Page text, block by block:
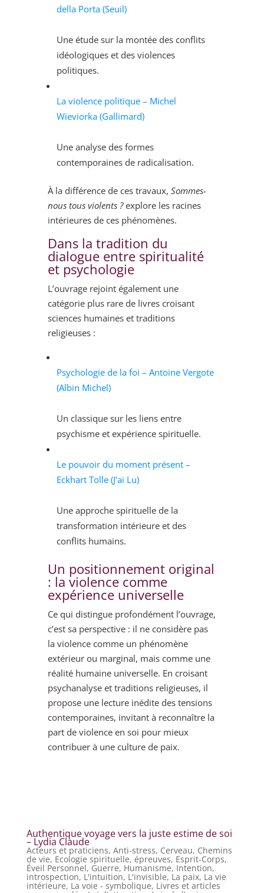
della Porta (Seuil)
Une étude sur la montée des conflits
idéologiques et des violences
politiques.
La violence politique – Michel
Wieviorka (Gallimard)
Une analyse des formes
contemporaines de radicalisation.
À la différence de ces travaux, Sommes-
nous tous violents ?explore les racines
intérieures de ces phénomènes.
Dans la tradition du
dialogue entre spiritualité
et psychologie
L’ouvrage rejoint également une
catégorie plus rare de livres croisant
sciences humaines et traditions
religieuses :
Psychologie de la foi – Antoine Vergote
(Albin Michel)
Un classique sur les liens entre
psychisme et expérience spirituelle.
Le pouvoir du moment présent –
Eckhart Tolle (J’ai Lu)
Une approche spirituelle de la
transformation intérieure et des
conflits humains.
Un positionnement original
: la violence comme
expérience universelle
Ce qui distingue profondément l’ouvrage,
c’est sa perspective : il ne considère pas
la violence comme un phénomène
extérieur ou marginal, mais comme une
réalité humaine universelle. En croisant
psychanalyse et traditions religieuses, il
propose une lecture inédite des tensions
contemporaines, invitant à reconnaître la
part de violence en soi pour mieux
contribuer à une culture de paix.
Authentique voyage vers la juste estime de soi
– Lydia Claude
Acteurs et praticiens, Anti-stress, Cerveau, Chemins
de vie, Ecologie spirituelle, épreuves, Esprit-Corps,
Éveil Personnel, Guerre, Humanisme, Intention,
introspection, L'intuition, L'invisible, La paix, La vie
intérieure, La voie - symbolique, Livres et articles